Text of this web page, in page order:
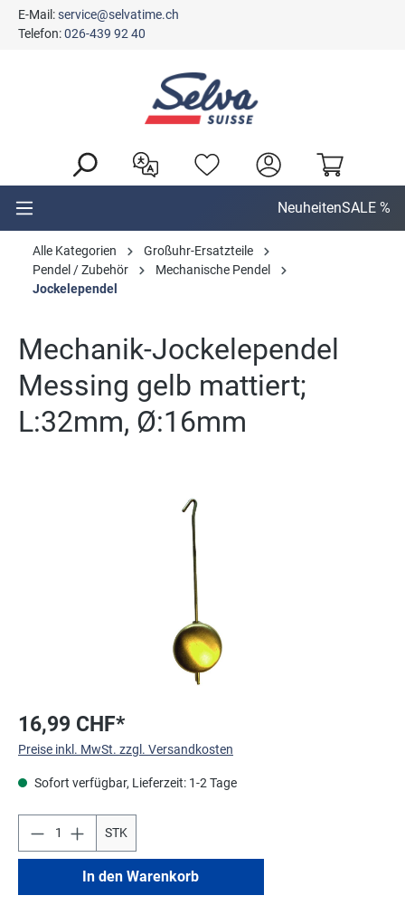
springen
E-Mail:service@selvatime.ch
Telefon:026-439 92 40
NeuheitenSALE %
Alle Kategorien
Großuhr-Ersatzteile
Pendel / Zubehör
Mechanische Pendel
Jockelependel
Mechanik-Jockelependel
Messing gelb mattiert;
L:32mm, Ø:16mm
16,99 CHF*
Preise inkl. MwSt. zzgl. Versandkosten
Sofort verfügbar, Lieferzeit: 1-2 Tage
STK
In den Warenkorb